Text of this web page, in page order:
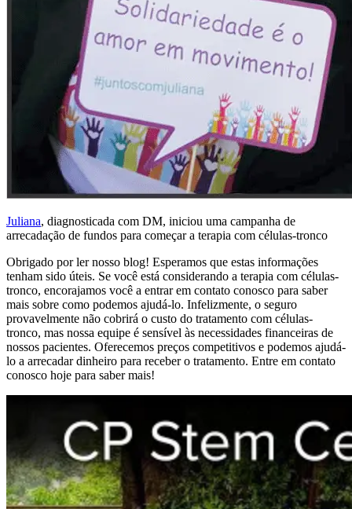
Juliana, diagnosticada com DM, iniciou uma campanha de
arrecadação de fundos para começar a terapia com células-tronco
Obrigado por ler nosso blog! Esperamos que estas informações
tenham sido úteis. Se você está considerando a terapia com células-
tronco, encorajamos você a entrar em contato conosco para saber
mais sobre como podemos ajudá-lo. Infelizmente, o seguro
provavelmente não cobrirá o custo do tratamento com células-
tronco, mas nossa equipe é sensível às necessidades financeiras de
nossos pacientes. Oferecemos preços competitivos e podemos ajudá-
lo a arrecadar dinheiro para receber o tratamento. Entre em contato
conosco hoje para saber mais!